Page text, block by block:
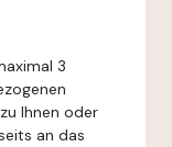
3
Ihnen oder
an das